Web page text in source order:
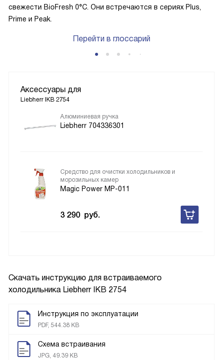
Скачать инструкцию для встраиваемого
холодильника Liebherr IKB 2754
Инструкция по эксплуатации
PDF, 544.38 KB
Схема встраивания
JPG, 49.39 KB
свежести BioFresh 0°C. Они встречаются в сериях Plus,
Prime и Peak.
Перейти в глоссарий
Аксессуары для
Liebherr IKB 2754
Алюминиевая ручка
Liebherr 704336301
Средство для очистки холодильников и
морозильных камер
Magic Power MP-011
3 290 руб.